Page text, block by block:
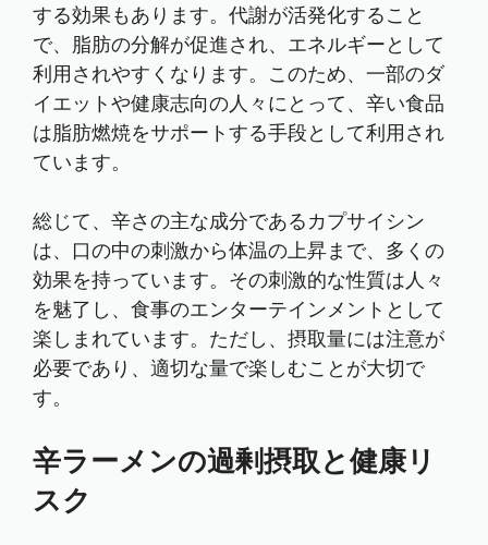
する効果もあります。代謝が活発化すること
で、脂肪の分解が促進され、エネルギーとして
利用されやすくなります。このため、一部のダ
イエットや健康志向の人々にとって、辛い食品
は脂肪燃焼をサポートする手段として利用され
ています。
総じて、辛さの主な成分であるカプサイシン
は、口の中の刺激から体温の上昇まで、多くの
効果を持っています。その刺激的な性質は人々
を魅了し、食事のエンターテインメントとして
楽しまれています。ただし、摂取量には注意が
必要であり、適切な量で楽しむことが大切で
す。
辛ラーメンの過剰摂取と健康リ
スク